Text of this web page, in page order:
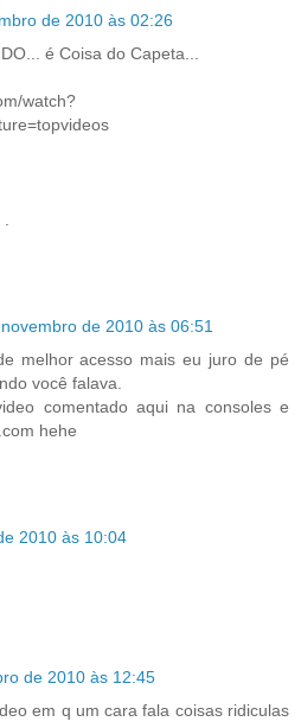
de 2010 às 02:26
é Coisa do Capeta...
watch?
de 2010 às 06:51
melhor acesso mais eu juro de pé
você falava.
comentado aqui na consoles e
hehe
2010 às 10:04
de 2010 às 12:45
em q um cara fala coisas ridiculas